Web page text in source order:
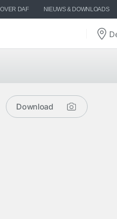
OVER DAF NIEUWS & DOWNLOADS
Download